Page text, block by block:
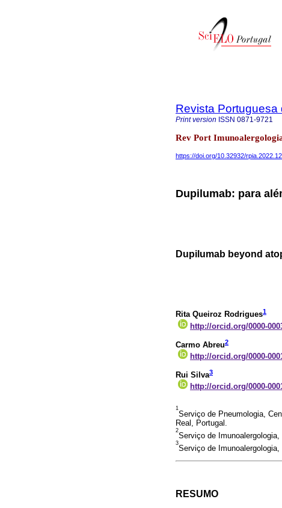
Revista
Print version ISSN 0871-9721
Rev Port
https://doi.org/10.32932/
Dupilumab: para
Dupilumab beyond
Rita Queiroz Rodrigues1
http://orcid.org/0000-
Carmo Abreu2
http://orcid.org/0000-
Rui Silva3
http://orcid.org/0000-
1
Serviço de Pneumologia,
Real, Portugal.
2
Serviço de
3
Serviço de
RESUMO